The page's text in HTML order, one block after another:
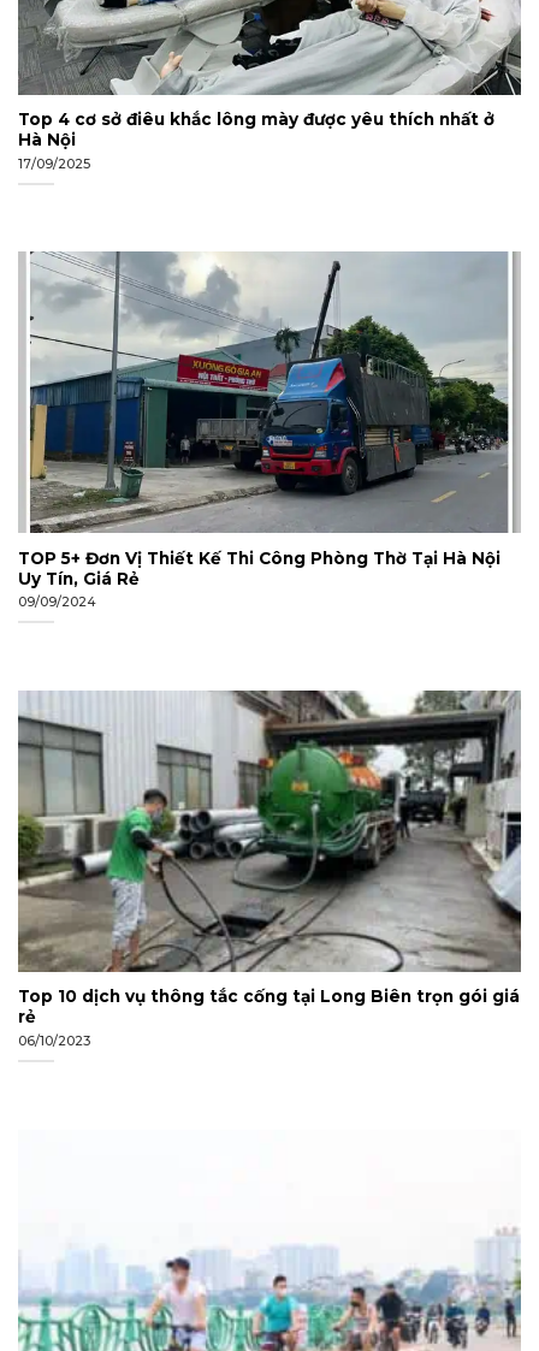
Top 4 cơ sở điêu khắc lông mày được yêu thích nhất ở
Hà Nội
17/09/2025
TOP 5+ Đơn Vị Thiết Kế Thi Công Phòng Thờ Tại Hà Nội
Uy Tín, Giá Rẻ
09/09/2024
Top 10 dịch vụ thông tắc cống tại Long Biên trọn gói giá
rẻ
06/10/2023